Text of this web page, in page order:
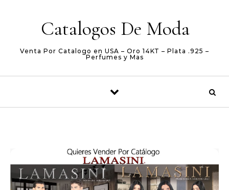
Catalogos De Moda
Venta Por Catalogo en USA – Oro 14KT – Plata .925 –
Perfumes y Mas